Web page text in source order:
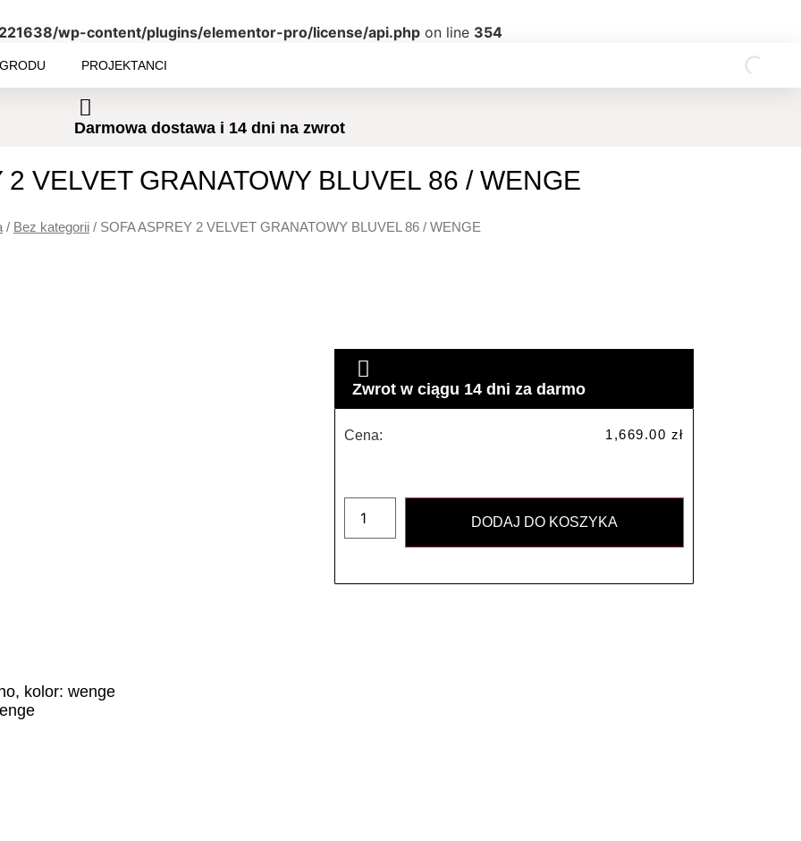
wp-content/plugins/elementor-pro/license/api.php on line 354
PROJEKTANCI
Darmowa dostawa i 14 dni na zwrot
2 VELVET GRANATOWY BLUVEL 86 / WENGE
/ Bez kategorii / SOFA ASPREY 2 VELVET GRANATOWY BLUVEL 86 / WENGE
Zwrot w ciągu 14 dni za darmo
Cena: 1,669.00 zł
DODAJ DO KOSZYKA
kolor: wenge